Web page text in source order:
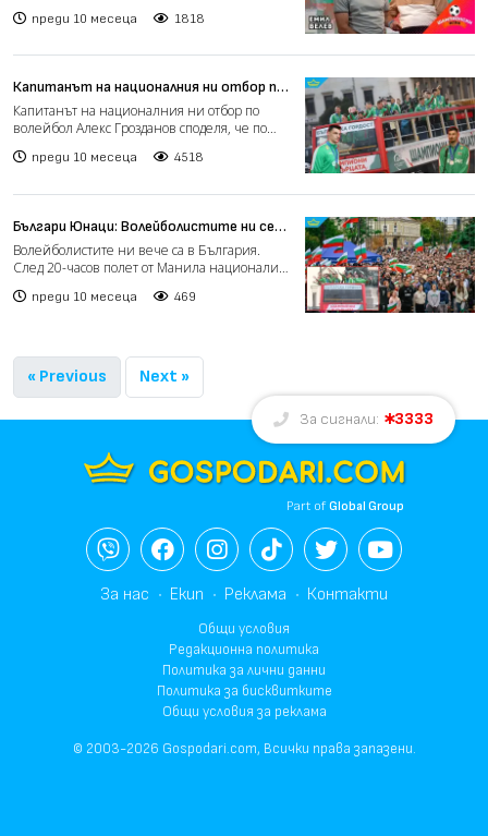
преди 10 месеца 1818
Капитанът на националния ни отбор по
волейбол сподели за конфликт с Алекс
Николов (видео)
Капитанът на националния ни отбор по
волейбол Алекс Грозданов споделя, че по
преди 10 месеца 4518
Българи Юнаци: Волейболистите ни се
срещат с хиляди фенове пред
"Александър Невски" (видео)
Волейболистите ни вече са в България.
След 20-часов полет от Манила националите
преди 10 месеца 469
« Previous Next »
За сигнали: 3333
Part ofGlobal Group
За нас Екип Реклама Контакти
Общи условия
Редакционна политика
Политика за лични данни
Политика за бисквитките
Общи условия за реклама
© 2003-2026 Gospodari.com, Всички права запазени.